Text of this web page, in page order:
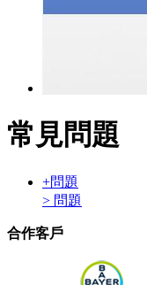
常見問題
+問題
> 問題
合作客戶